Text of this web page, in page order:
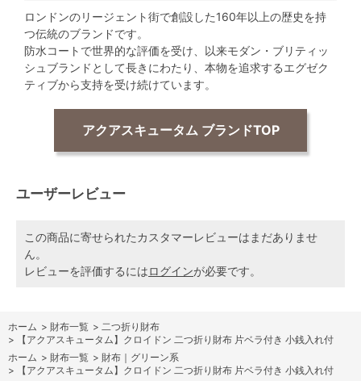
ロンドンのリージェント街で創設した160年以上の歴史を持
つ伝統のブランドです。
防水コートで世界的な評価を受け、以来モダン・ブリティッ
シュブランドとして長きにわたり、本物を追求するエグゼク
ティブから支持を受け続けています。
アクアスキュータム ブランドTOP
ユーザーレビュー
この商品に寄せられたカスタマーレビューはまだありませ
ん。
レビューを評価するにはログインが必要です。
ホーム > 財布一覧 > 二つ折り財布
>
【アクアスキュータム】クロイドン 二つ折り財布 片ベラ付き 小銭入れ付
ホーム > 財布一覧 > 財布｜グリーン系
>
【アクアスキュータム】クロイドン 二つ折り財布 片ベラ付き 小銭入れ付